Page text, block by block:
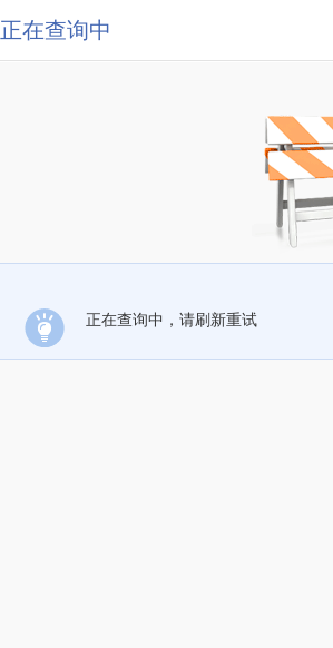
正在查询中
正在查询中，请刷新重试